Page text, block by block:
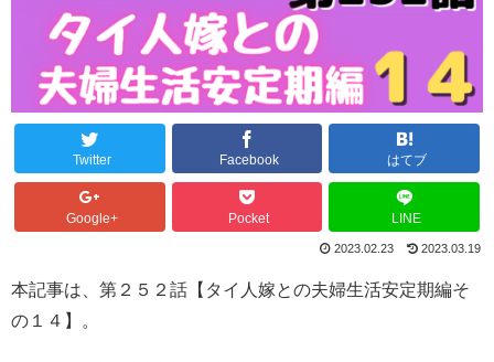
Twitter Facebook はてブ
Google+ Pocket LINE
2023.02.23 2023.03.19
本記事は、第２５２話【タイ人嫁との夫婦生活安定期編そ
の１４】。